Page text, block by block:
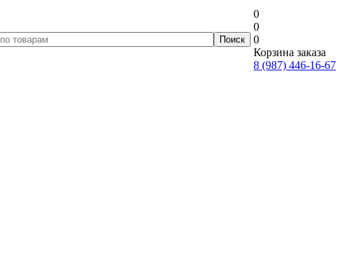
0
0
0
Корзина заказа
8 (987) 446-16-67